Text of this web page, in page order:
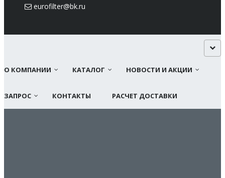
eurofilter@bk.ru
О КОМПАНИИ КАТАЛОГ НОВОСТИ И АКЦИИ
ЗАПРОС КОНТАКТЫ РАСЧЕТ ДОСТАВКИ